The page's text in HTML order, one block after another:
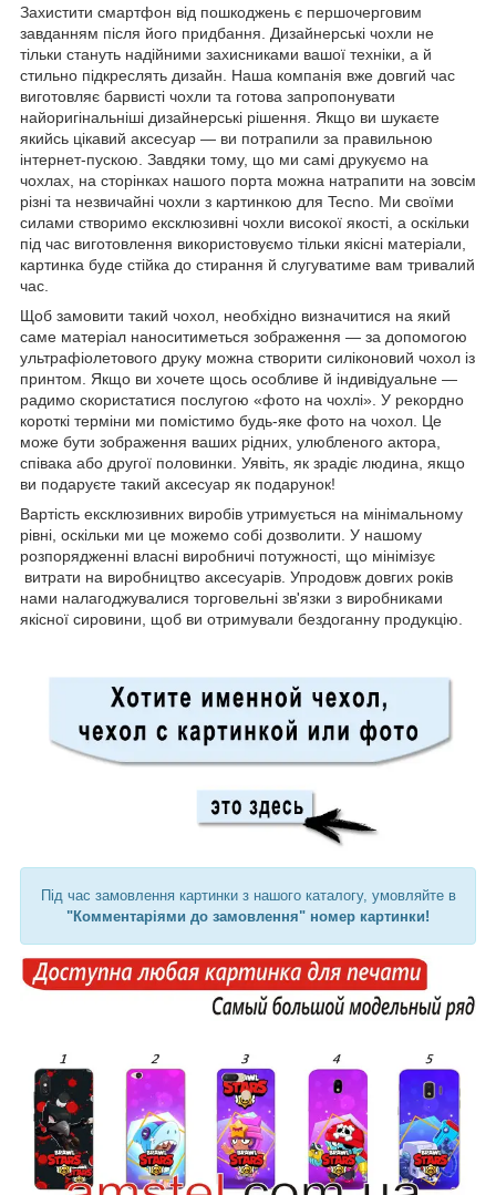
Захистити смартфон від пошкоджень є першочерговим
завданням після його придбання. Дизайнерські чохли не
тільки стануть надійними захисниками вашої техніки, а й
стильно підкреслять дизайн. Наша компанія вже довгий час
виготовляє барвисті чохли та готова запропонувати
найоригінальніші дизайнерські рішення. Якщо ви шукаєте
якийсь цікавий аксесуар — ви потрапили за правильною
інтернет-пускою. Завдяки тому, що ми самі друкуємо на
чохлах, на сторінках нашого порта можна натрапити на зовсім
різні та незвичайні чохли з картинкою для Tecno. Ми своїми
силами створимо ексклюзивні чохли високої якості, а оскільки
під час виготовлення використовуємо тільки якісні матеріали,
картинка буде стійка до стирання й слугуватиме вам тривалий
час.
Щоб замовити такий чохол, необхідно визначитися на який
саме матеріал наноситиметься зображення — за допомогою
ультрафіолетового друку можна створити силіконовий чохол із
принтом. Якщо ви хочете щось особливе й індивідуальне —
радимо скористатися послугою «фото на чохлі». У рекордно
короткі терміни ми помістимо будь-яке фото на чохол. Це
може бути зображення ваших рідних, улюбленого актора,
співака або другої половинки. Уявіть, як зрадіє людина, якщо
ви подаруєте такий аксесуар як подарунок!
Вартість ексклюзивних виробів утримується на мінімальному
рівні, оскільки ми це можемо собі дозволити. У нашому
розпорядженні власні виробничі потужності, що мінімізує
витрати на виробництво аксесуарів. Упродовж довгих років
нами налагоджувалися торговельні зв'язки з виробниками
якісної сировини, щоб ви отримували бездоганну продукцію.
Під час замовлення картинки з нашого каталогу, умовляйте в
"Комментаріями до замовлення" номер картинки!